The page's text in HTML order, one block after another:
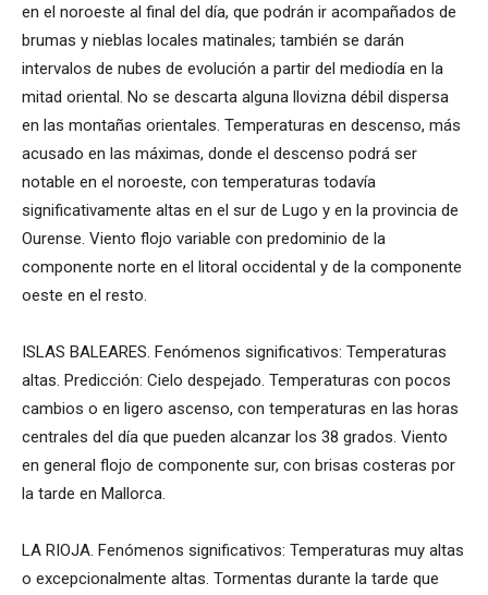
en el noroeste al final del día, que podrán ir acompañados de
brumas y nieblas locales matinales; también se darán
intervalos de nubes de evolución a partir del mediodía en la
mitad oriental. No se descarta alguna llovizna débil dispersa
en las montañas orientales. Temperaturas en descenso, más
acusado en las máximas, donde el descenso podrá ser
notable en el noroeste, con temperaturas todavía
significativamente altas en el sur de Lugo y en la provincia de
Ourense. Viento flojo variable con predominio de la
componente norte en el litoral occidental y de la componente
oeste en el resto.
ISLAS BALEARES. Fenómenos significativos: Temperaturas
altas. Predicción: Cielo despejado. Temperaturas con pocos
cambios o en ligero ascenso, con temperaturas en las horas
centrales del día que pueden alcanzar los 38 grados. Viento
en general flojo de componente sur, con brisas costeras por
la tarde en Mallorca.
LA RIOJA. Fenómenos significativos: Temperaturas muy altas
o excepcionalmente altas. Tormentas durante la tarde que